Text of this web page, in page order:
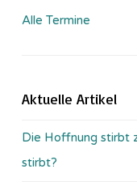
Alle Termine
Aktuelle Artikel
Die Hoffnung stirbt
stirbt?